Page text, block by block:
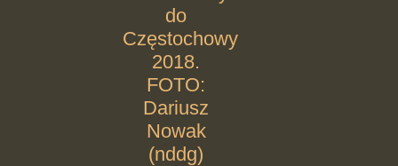
do
Częstochowy
2018.
FOTO:
Dariusz
Nowak
(nddg)